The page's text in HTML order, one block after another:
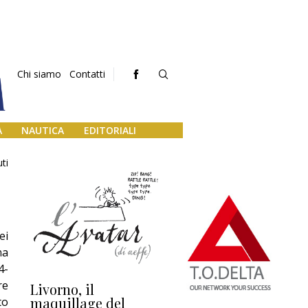
Chi siamo Contatti
NAUTICA EDITORIALI
Livorno, il
maquillage del
L’uscita di scena di